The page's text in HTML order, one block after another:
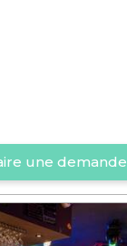
une demande